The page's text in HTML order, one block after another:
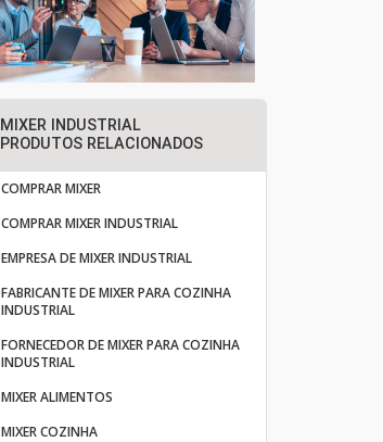
MIXER INDUSTRIAL
PRODUTOS RELACIONADOS
COMPRAR MIXER
COMPRAR MIXER INDUSTRIAL
EMPRESA DE MIXER INDUSTRIAL
FABRICANTE DE MIXER PARA COZINHA
INDUSTRIAL
FORNECEDOR DE MIXER PARA COZINHA
INDUSTRIAL
MIXER ALIMENTOS
MIXER COZINHA